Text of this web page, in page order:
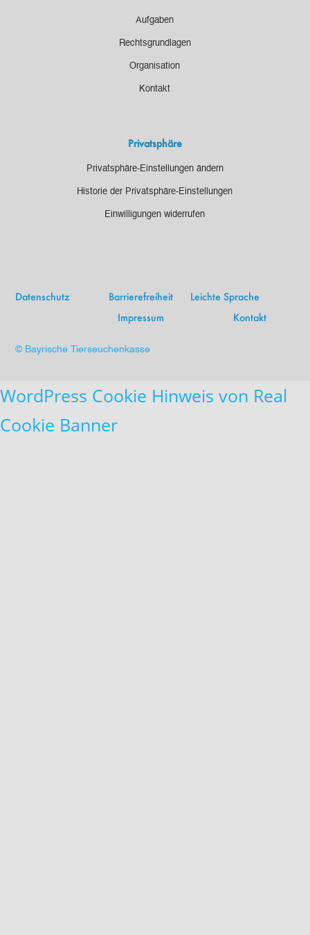
Aufgaben
Rechtsgrundlagen
Organisation
Kontakt
Privatsphäre
Privatsphäre-Einstellungen ändern
Historie der Privatsphäre-Einstellungen
Einwilligungen widerrufen
Datenschutz Barrierefreiheit
Leichte Sprache
Impressum
Kontakt
© Bayrische Tierseuchenkasse
WordPress Cookie Hinweis von Real
Cookie Banner